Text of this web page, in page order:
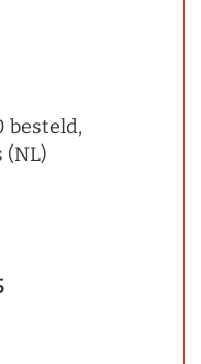
besteld,
(NL)